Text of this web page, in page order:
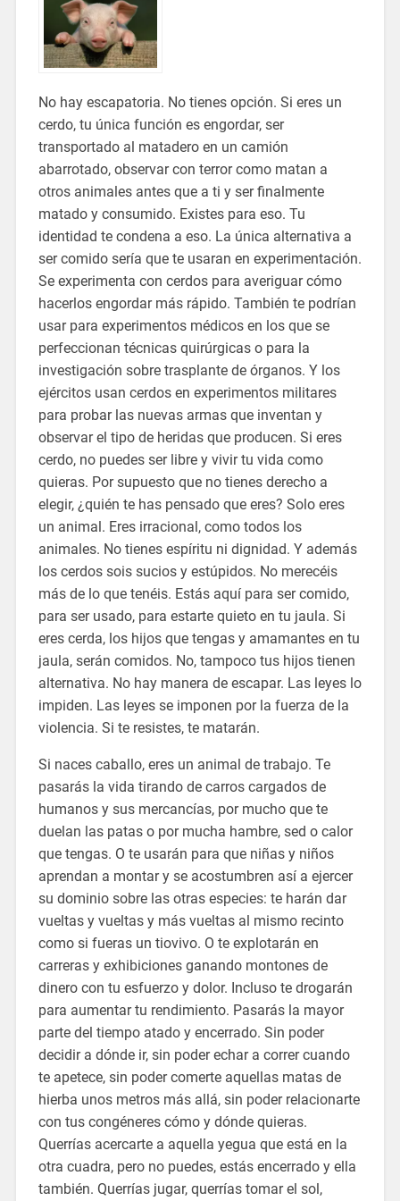
No hay escapatoria. No tienes opción. Si eres un
cerdo, tu única función es engordar, ser
transportado al matadero en un camión
abarrotado, observar con terror como matan a
otros animales antes que a ti y ser finalmente
matado y consumido. Existes para eso. Tu
identidad te condena a eso. La única alternativa a
ser comido sería que te usaran en experimentación.
Se experimenta con cerdos para averiguar cómo
hacerlos engordar más rápido. También te podrían
usar para experimentos médicos en los que se
perfeccionan técnicas quirúrgicas o para la
investigación sobre trasplante de órganos. Y los
ejércitos usan cerdos en experimentos militares
para probar las nuevas armas que inventan y
observar el tipo de heridas que producen. Si eres
cerdo, no puedes ser libre y vivir tu vida como
quieras. Por supuesto que no tienes derecho a
elegir, ¿quién te has pensado que eres? Solo eres
un animal. Eres irracional, como todos los
animales. No tienes espíritu ni dignidad. Y además
los cerdos sois sucios y estúpidos. No merecéis
más de lo que tenéis. Estás aquí para ser comido,
para ser usado, para estarte quieto en tu jaula. Si
eres cerda, los hijos que tengas y amamantes en tu
jaula, serán comidos. No, tampoco tus hijos tienen
alternativa. No hay manera de escapar. Las leyes lo
impiden. Las leyes se imponen por la fuerza de la
violencia. Si te resistes, te matarán.
Si naces caballo, eres un animal de trabajo. Te
pasarás la vida tirando de carros cargados de
humanos y sus mercancías, por mucho que te
duelan las patas o por mucha hambre, sed o calor
que tengas. O te usarán para que niñas y niños
aprendan a montar y se acostumbren así a ejercer
su dominio sobre las otras especies: te harán dar
vueltas y vueltas y más vueltas al mismo recinto
como si fueras un tiovivo. O te explotarán en
carreras y exhibiciones ganando montones de
dinero con tu esfuerzo y dolor. Incluso te drogarán
para aumentar tu rendimiento. Pasarás la mayor
parte del tiempo atado y encerrado. Sin poder
decidir a dónde ir, sin poder echar a correr cuando
te apetece, sin poder comerte aquellas matas de
hierba unos metros más allá, sin poder relacionarte
con tus congéneres cómo y dónde quieras.
Querrías acercarte a aquella yegua que está en la
otra cuadra, pero no puedes, estás encerrado y ella
también. Querrías jugar, querrías tomar el sol,